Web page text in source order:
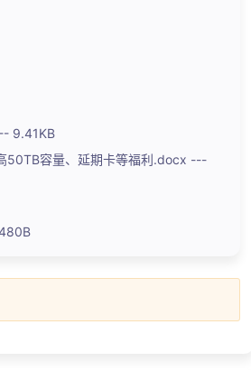
9.41KB
50TB容量、延期卡等福利.docx ---